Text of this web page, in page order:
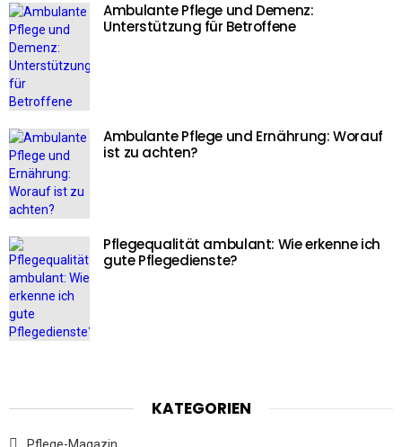
Ambulante Pflege und Demenz:
Unterstützung für Betroffene
Ambulante Pflege und Ernährung: Worauf
ist zu achten?
Pflegequalität ambulant: Wie erkenne ich
gute Pflegedienste?
KATEGORIEN